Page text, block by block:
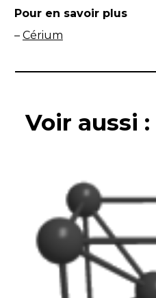
Pour en savoir plus
– Cérium
Voir aussi :